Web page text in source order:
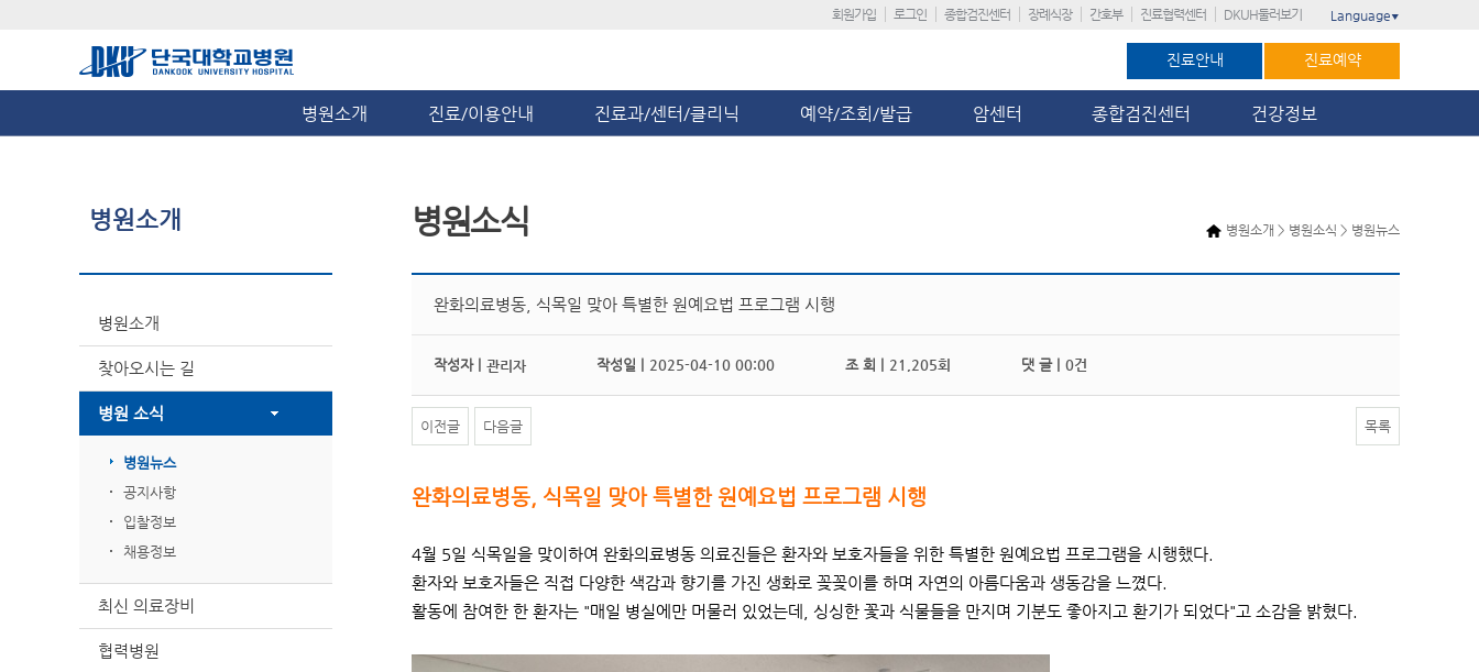
회원가입 로그인 종합검진센터 장례식장 간호부 진료협력센터 DKUH둘러보기 Language ▼
진료안내 진료예약
병원소개 진료/이용안내 진료과/센터/클리닉 예약/조회/발급 암센터 종합검진센터 건강정보
병원소개
병원소개
찾아오시는 길
병원 소식
병원뉴스
공지사항
입찰정보
채용정보
최신 의료장비
협력병원
병원소개 > 병원소식 > 병원뉴스
병원소식
완화의료병동, 식목일 맞아 특별한 원예요법 프로그램 시행
작성자 | 관리자 작성일 | 2025-04-10 00:00 조 회 | 21,205회 댓 글 | 0건
이전글 다음글 목록
완화의료병동, 식목일 맞아 특별한 원예요법 프로그램 시행
4월 5일 식목일을 맞이하여 완화의료병동 의료진들은 환자와 보호자들을 위한 특별한 원예요법 프로그램을 시행했다.
환자와 보호자들은 직접 다양한 색감과 향기를 가진 생화로 꽂꽂이를 하며 자연의 아름다움과 생동감을 느꼈다.
활동에 참여한 한 환자는 "매일 병실에만 머물러 있었는데, 싱싱한 꽃과 식물들을 만지며 기분도 좋아지고 환기가 되었다"고 소감을 밝혔다.